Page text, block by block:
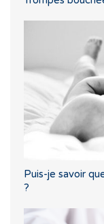
Puis-je savoir
?